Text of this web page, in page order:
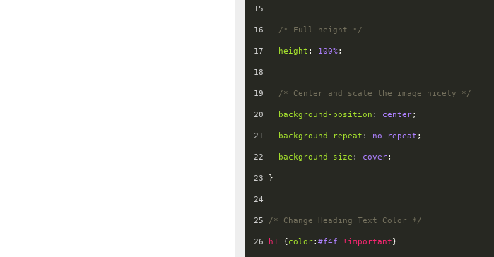
15
16 /* Full height */
17 height : 100%;
18
19 /* Center and scale the image nicely */
20 background-position : center;
21 background-repeat : no-repeat ;
22 background-size : cover;
23 }
24
25 /* Change Heading Text Color */
26 h1 {color: #f4f !important}